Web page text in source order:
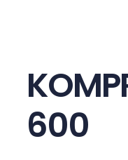
600